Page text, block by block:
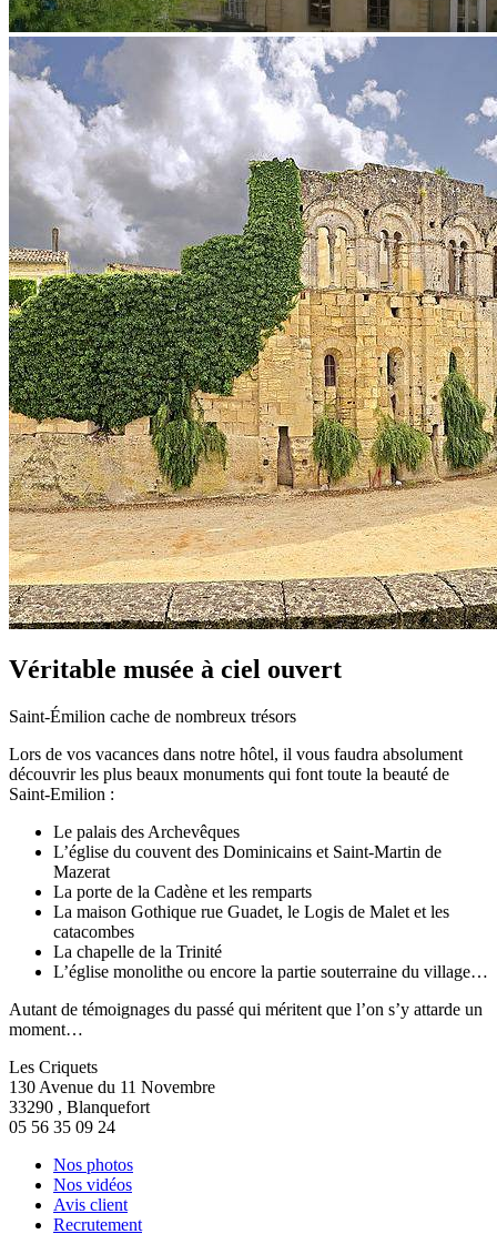
Véritable musée à ciel ouvert
Saint-Émilion cache de nombreux trésors
Lors de vos vacances dans notre hôtel, il vous faudra absolument
découvrir les plus beaux monuments qui font toute la beauté de
Saint-Emilion :
Le palais des Archevêques
L’église du couvent des Dominicains et Saint-Martin de
Mazerat
La porte de la Cadène et les remparts
La maison Gothique rue Guadet, le Logis de Malet et les
catacombes
La chapelle de la Trinité
L’église monolithe ou encore la partie souterraine du village…
Autant de témoignages du passé qui méritent que l’on s’y attarde un
moment…
Les Criquets
130 Avenue du 11 Novembre
33290 , Blanquefort
05 56 35 09 24
Nos photos
Nos vidéos
Avis client
Recrutement